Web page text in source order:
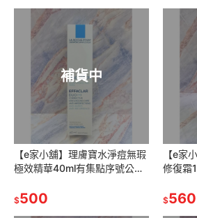
補貨中
【e家小舖】理膚寶水淨痘無瑕
極效精華40ml有集點序號公司
$500
【e家
修復霜
$560